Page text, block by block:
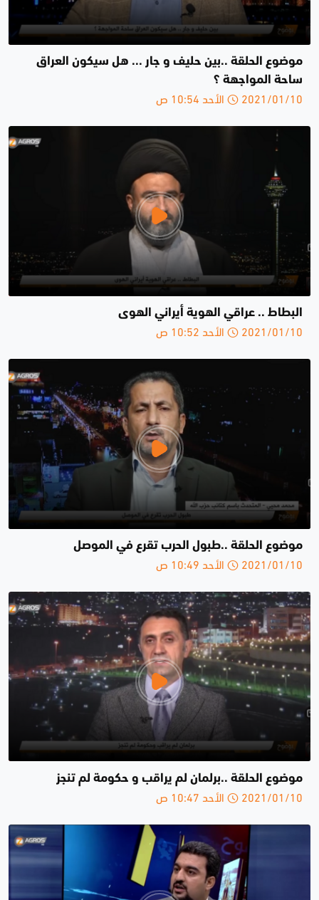
موضوع الحلقة ..بين حليف و جار ... هل سيكون العراق
ساحة المواجهة ؟
2021/01/10 الأحد 10:54 ص
البطاط .. عراقي الهوية أيراني الهوى
2021/01/10 الأحد 10:52 ص
موضوع الحلقة ..طبول الحرب تقرع في الموصل
2021/01/10 الأحد 10:49 ص
موضوع الحلقة ..برلمان لم يراقب و حكومة لم تنجز
2021/01/10 الأحد 10:47 ص